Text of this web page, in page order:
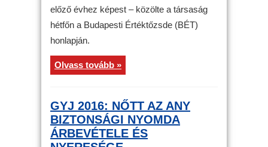
előző évhez képest – közölte a társaság
hétfőn a Budapesti Értéktőzsde (BÉT)
honlapján.
Olvass tovább »
GYJ 2016: NŐTT AZ ANY
BIZTONSÁGI NYOMDA
ÁRBEVÉTELE ÉS